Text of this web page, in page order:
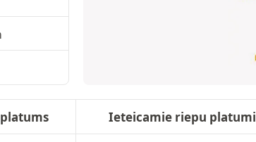
Ieteicamie riepu platumi